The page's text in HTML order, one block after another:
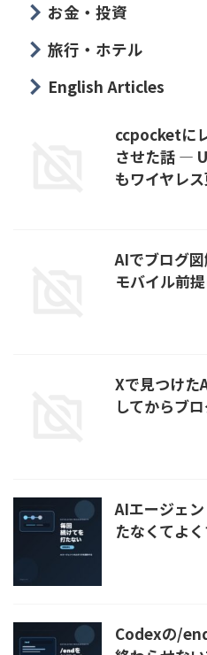
お金・投資
旅行・ホテル
English Articles
ccpocketに
させた話 —
もワイヤレ
AIでブログ
モバイル前
Xで見つけ
してからブ
AIエージェ
たなくてよ
Codexの/